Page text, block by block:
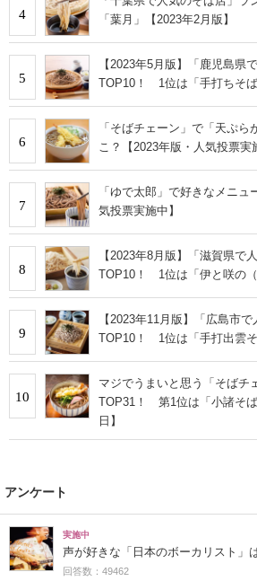
4
「葉月」【2023年2月版】
5
【2023年5月版】「鹿児島県
TOP10！ 1位は「手打ちそば
6
「そばチェーン」で「天ぷ
こ？【2023年版・人気投票実
7
「ゆで太郎」で好きなメニュ
気投票実施中】
8
【2023年8月版】「滋賀県で
TOP10！ 1位は「伊と咲の（
9
【2023年11月版】「広島市
TOP10！ 1位は「手打出雲そ
10
マジでうまいと思う「そばチ
TOP31！ 第1位は「小諸そ
日】
アンケート
実施中
声が好きな「日本のボーカリスト」
回答数：49462